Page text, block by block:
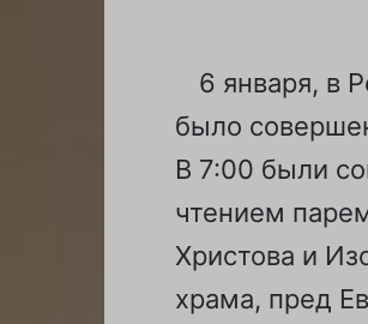
6 января, в
было
В 7:00 были
чтением
Христова и
храма, пред